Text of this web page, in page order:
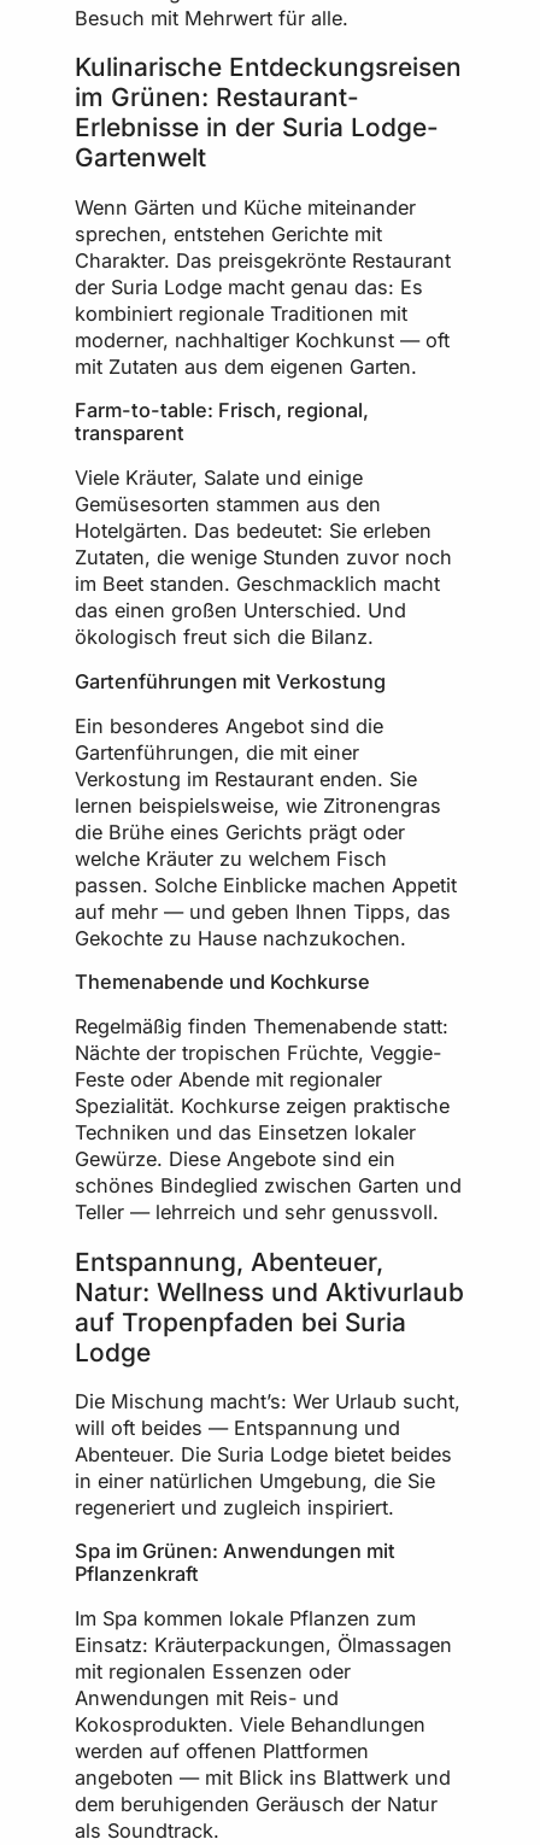
Besuch mit Mehrwert für alle.
Kulinarische Entdeckungsreisen
im Grünen: Restaurant-
Erlebnisse in der Suria Lodge-
Gartenwelt
Wenn Gärten und Küche miteinander
sprechen, entstehen Gerichte mit
Charakter. Das preisgekrönte Restaurant
der Suria Lodge macht genau das: Es
kombiniert regionale Traditionen mit
moderner, nachhaltiger Kochkunst — oft
mit Zutaten aus dem eigenen Garten.
Farm-to-table: Frisch, regional,
transparent
Viele Kräuter, Salate und einige
Gemüsesorten stammen aus den
Hotelgärten. Das bedeutet: Sie erleben
Zutaten, die wenige Stunden zuvor noch
im Beet standen. Geschmacklich macht
das einen großen Unterschied. Und
ökologisch freut sich die Bilanz.
Gartenführungen mit Verkostung
Ein besonderes Angebot sind die
Gartenführungen, die mit einer
Verkostung im Restaurant enden. Sie
lernen beispielsweise, wie Zitronengras
die Brühe eines Gerichts prägt oder
welche Kräuter zu welchem Fisch
passen. Solche Einblicke machen Appetit
auf mehr — und geben Ihnen Tipps, das
Gekochte zu Hause nachzukochen.
Themenabende und Kochkurse
Regelmäßig finden Themenabende statt:
Nächte der tropischen Früchte, Veggie-
Feste oder Abende mit regionaler
Spezialität. Kochkurse zeigen praktische
Techniken und das Einsetzen lokaler
Gewürze. Diese Angebote sind ein
schönes Bindeglied zwischen Garten und
Teller — lehrreich und sehr genussvoll.
Entspannung, Abenteuer,
Natur: Wellness und Aktivurlaub
auf Tropenpfaden bei Suria
Lodge
Die Mischung macht’s: Wer Urlaub sucht,
will oft beides — Entspannung und
Abenteuer. Die Suria Lodge bietet beides
in einer natürlichen Umgebung, die Sie
regeneriert und zugleich inspiriert.
Spa im Grünen: Anwendungen mit
Pflanzenkraft
Im Spa kommen lokale Pflanzen zum
Einsatz: Kräuterpackungen, Ölmassagen
mit regionalen Essenzen oder
Anwendungen mit Reis- und
Kokosprodukten. Viele Behandlungen
werden auf offenen Plattformen
angeboten — mit Blick ins Blattwerk und
dem beruhigenden Geräusch der Natur
als Soundtrack.